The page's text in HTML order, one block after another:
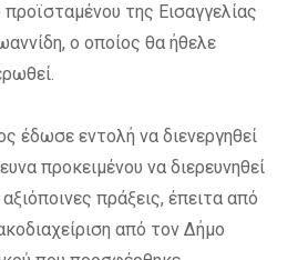
της Εισαγγελίας
ο οποίος θα ήθελε
έδωσε εντολή να διενεργηθεί
προκειμένου να διερευνηθεί
πράξεις, έπειτα από
από τον Δήμο